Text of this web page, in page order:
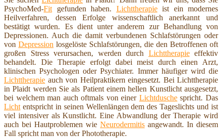
PsychoMed-Fit gefunden haben. Lichttherapieist ein modernes
Heilverfahren, dessen Erfolge wissenschaftlich anerkannt und
bestätigt wurden. Es dient unter anderem zur Behandlung von
Depressionen. Auch die damit verbundenen Schlafstörungen oder
von Depression losgelöste Schlafstörungen, die den Betroffenen oft
großen Stress verursachen, werden durch Lichttherapieeffektiv
behandelt. Die Therapie erfolgt dabei meist durch einen Arzt,
klinischen Psychologen oder Psychiater. Immer häufiger wird die
Lichttherapie auch von Heilpraktikern eingesetzt. Bei Lichttherapie
in Plaidt werden Sie als Patient einem hellen Kunstlicht ausgesetzt,
bei welchem man auch oftmals von einer Lichtduschespricht. Das
Licht entspricht in seinen Wellenlängen dem des Tageslichts und ist
viel intensiver als Kunstlicht. Eine Abwandlung der Therapie wird
auch bei Hautproblemen wie Neurodermitis angewandt. In diesem
Fall spricht man von der Phototherapie.